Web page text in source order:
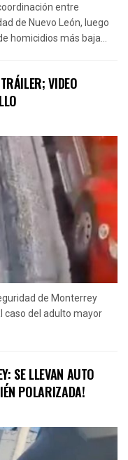
entre
de Nuevo León, luego
homicidios más baja...
VIDEO
de Monterrey
caso del adulto mayor
SE LLEVAN AUTO
POLARIZADA!